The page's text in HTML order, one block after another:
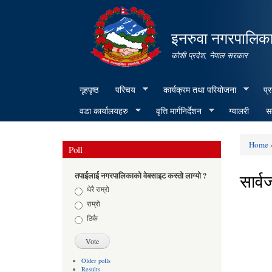
इनरुवा
कोशी प्रदेश, नेपाल सरकार
गृहपृष्ठ परिचय कार्यक्रम तथा परियोजना
वडा कार्यालयहरु
वृत्ति मार्गनिर्देशन ग्यालरी
Poll
तपाईलाई नगरपालिकाको वेबसाइट कस्तो लाग्यो ?
Choicesधेरै राम्रो
राम्रो
ठिकै
Older polls
Results
You
Home